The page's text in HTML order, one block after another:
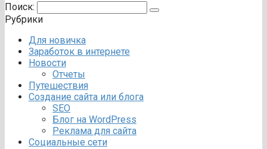
Поиск:
Рубрики
Для новичка
Заработок в интернете
Новости
Отчеты
Путешествия
Создание сайта или блога
SEO
Блог на WordPress
Реклама для сайта
Социальные сети